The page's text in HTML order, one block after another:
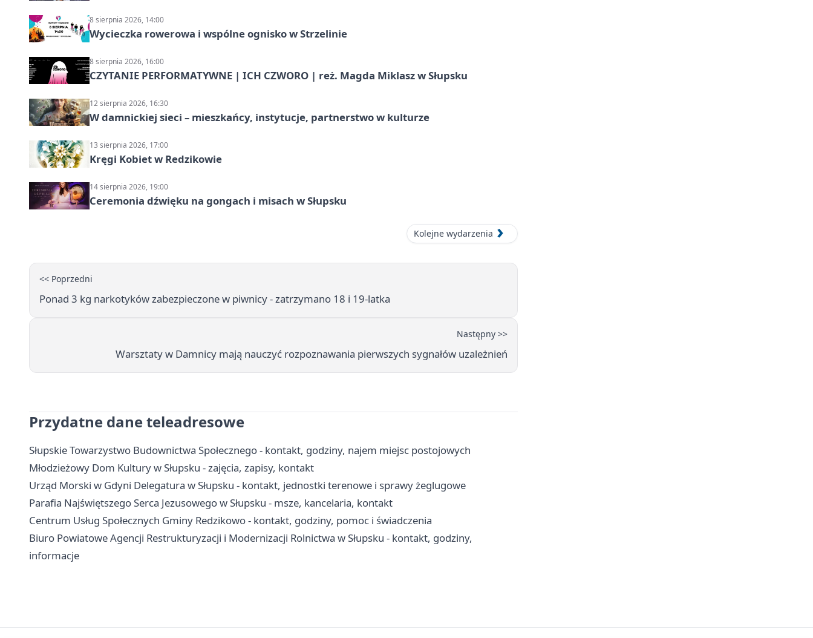
8 sierpnia 2026, 14:00
Wycieczka rowerowa i wspólne ognisko w Strzelinie
8 sierpnia 2026, 16:00
CZYTANIE PERFORMATYWNE | ICH CZWORO | reż. Magda Miklasz w Słupsku
12 sierpnia 2026, 16:30
W damnickiej sieci – mieszkańcy, instytucje, partnerstwo w kulturze
13 sierpnia 2026, 17:00
Kręgi Kobiet w Redzikowie
14 sierpnia 2026, 19:00
Ceremonia dźwięku na gongach i misach w Słupsku
Kolejne wydarzenia
<< Poprzedni
Ponad 3 kg narkotyków zabezpieczone w piwnicy - zatrzymano 18 i 19-latka
Następny >>
Warsztaty w Damnicy mają nauczyć rozpoznawania pierwszych sygnałów uzależnień
Przydatne dane teleadresowe
Słupskie Towarzystwo Budownictwa Społecznego - kontakt, godziny, najem miejsc postojowych
Młodzieżowy Dom Kultury w Słupsku - zajęcia, zapisy, kontakt
Urząd Morski w Gdyni Delegatura w Słupsku - kontakt, jednostki terenowe i sprawy żeglugowe
Parafia Najświętszego Serca Jezusowego w Słupsku - msze, kancelaria, kontakt
Centrum Usług Społecznych Gminy Redzikowo - kontakt, godziny, pomoc i świadczenia
Biuro Powiatowe Agencji Restrukturyzacji i Modernizacji Rolnictwa w Słupsku - kontakt, godziny,
informacje